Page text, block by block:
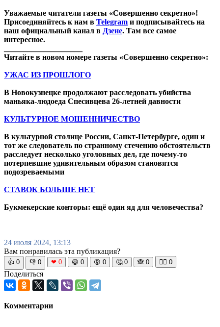
Уважаемые читатели газеты «Совершенно секретно»!
Присоединяйтесь к нам в Telegram и подписывайтесь на
наш официальный канал в Дзене. Там все самое
интересное.
Читайте в новом номере газеты «Совершенно секретно»:
УЖАС ИЗ ПРОШЛОГО
В Новокузнецке продолжают расследовать убийства
маньяка-людоеда Спесивцева 26-летней давности
КУЛЬТУРНОЕ МОШЕННИЧЕСТВО
В культурной столице России, Санкт-Петербурге, один и
тот же следователь по странному стечению обстоятельств
расследует несколько уголовных дел, где почему-то
потерпевшие удивительным образом становятся
подозреваемыми
СТАВОК БОЛЬШЕ НЕТ
Букмекерские конторы: ещё один яд для человечества?
24 июля 2024, 13:13
Вам понравилась эта публикация?
👍 0 👎 0 ❤ 0 😆 0 😡 0 🤔 0 🙈 0 🧘‍♀️ 0
Поделиться
Комментарии